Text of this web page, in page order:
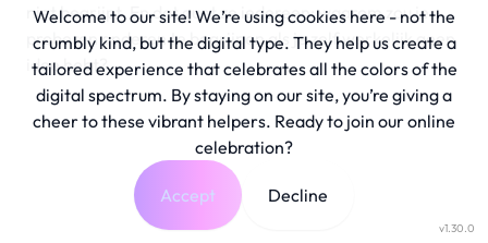
niet begrijpt. En dat gunt ze iedereen; waarom zou je
proberen anderen te begrijpen als je zelf werkelijk geen
idee hebt?
v1.30.0
Welcome to our site! We’re using cookies here - not the
crumbly kind, but the digital type. They help us create a
tailored experience that celebrates all the colors of the
digital spectrum. By staying on our site, you’re giving a
cheer to these vibrant helpers. Ready to join our online
celebration?
Accept Decline